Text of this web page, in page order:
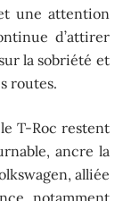
une attention
d’attirer
la sobriété et
routes.
T-Roc restent
ancre la
alliée
notamment